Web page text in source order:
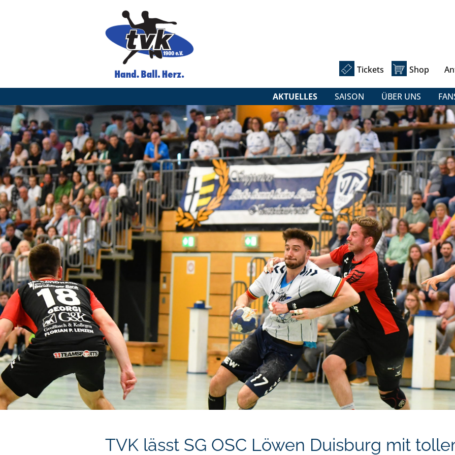
Shop
Tickets
AKTUELLES SAISON ÜBER UNS
TVK lässt SG OSC Löwen Duisburg mit